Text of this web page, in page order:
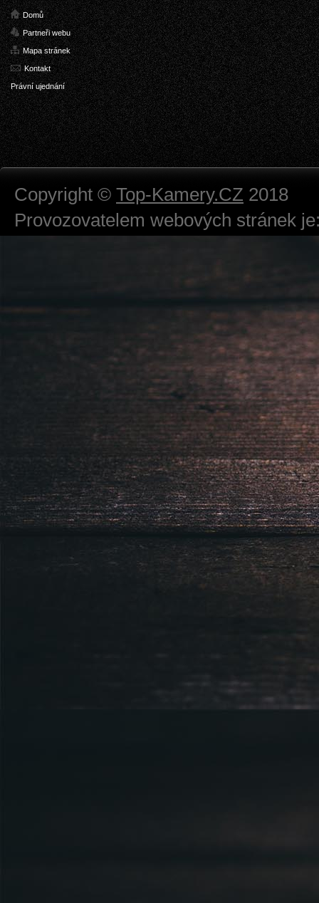
Domů
Partneři webu
Mapa stránek
Kontakt
Právní ujednání
Copyright © Top-Kamery.CZ 2018
Provozovatelem webových stránek
Městský soud v Praze spisová
Sídlem: Zbraslavská 55/5a, Praha 5